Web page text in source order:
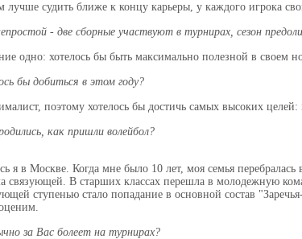
лучше судить ближе к концу карьеры, у каждого игрока
- две сборные участвуют в турнирах, сезон
одно: хотелось бы быть максимально полезной в своем
бы добиться в этом году?
поэтому хотелось бы достичь самых высоких
как пришли волейбол?
я в Москве. Когда мне было 10 лет, моя семья
связующей. В старших классах перешла в молодежную
ступенью стало попадание в основной состав
за Вас болеет на турнирах?